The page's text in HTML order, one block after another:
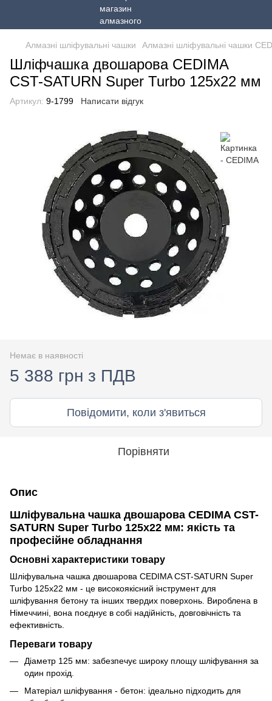
Алмазні шліфувальні чашки Алмазні шліфувальні чашки
Шліфчашка двошарова CEDIMA
CST-SATURN Super Turbo 125х22 мм
Артикул: 9-1799 Написати відгук
Немає в наявності
5 388 грн з ПДВ
Повідомити, коли з'явиться
Порівняти
Опис
Шліфувальна чашка двошарова CEDIMA CST-
SATURN Super Turbo 125х22 мм: якість та
професійне обладнання
Основні характеристики товару
Шліфувальна чашка двошарова CEDIMA CST-SATURN Super
Turbo 125х22 мм - це високоякісний інструмент для
шліфування бетону та інших твердих поверхонь. Вироблена в
Німеччині, вона поєднує в собі надійність, довговічність та
ефективність.
Переваги товару
Діаметр 125 мм: забезпечує широку площу шліфування за
один прохід.
Матеріал шліфування - бетон: ідеально підходить для